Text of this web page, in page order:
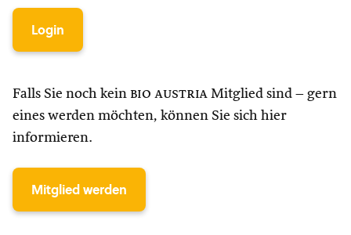
Login
Falls Sie noch kein bio austria Mitglied sind – gern
eines werden möchten, können Sie sich hier
informieren.
Mitglied werden